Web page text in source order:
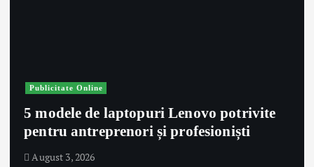
Publicitate Online
5 modele de laptopuri Lenovo potrivite
pentru antreprenori și profesioniști
August 3, 2026